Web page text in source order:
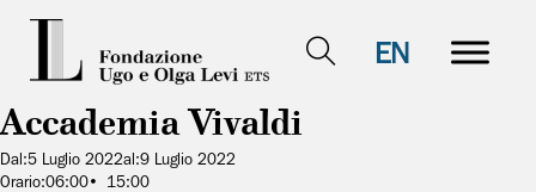
EN
Accademia Vivaldi
Dal:5 Luglio 2022al:9 Luglio 2022
Orario:06:00 15:00